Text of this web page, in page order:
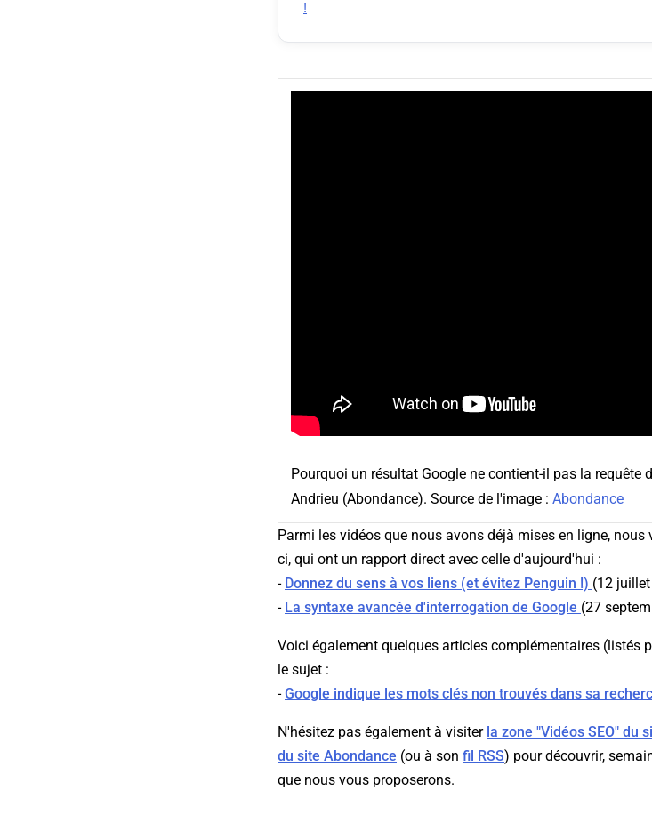
!
Pourquoi un résultat Google ne contient-il pas la requête
Andrieu (Abondance). Source de l'image : Abondance
Parmi les vidéos que nous avons déjà mises en ligne,
ci, qui ont un rapport direct avec celle d'aujourd'hui :
- Donnez du sens à vos liens (et évitez Penguin !) (12
- La syntaxe avancée d'interrogation de Google (27
Voici également quelques articles complémentaires (listés
le sujet :
-Google indique les mots clés non trouvés dans sa
N'hésitez pas également à visiter la zone "Vidéos SEO" du
du site Abondance (ou à son fil RSS) pour découvrir,
que nous vous proposerons.